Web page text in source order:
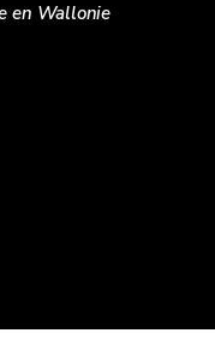
en Wallonie